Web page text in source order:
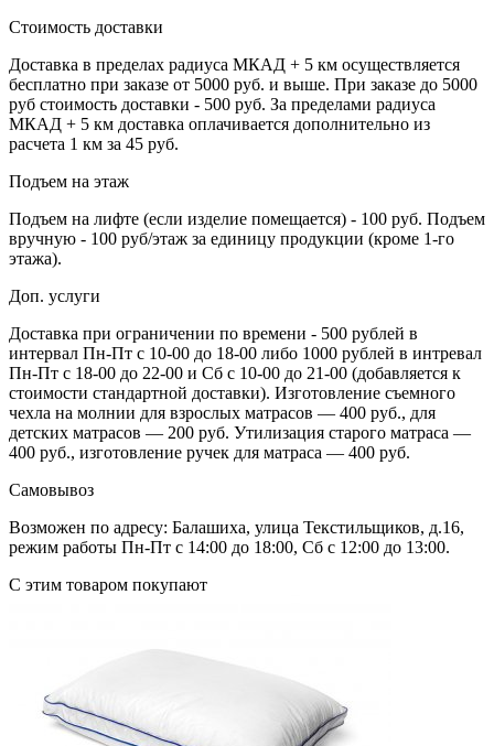
Стоимость доставки
Доставка в пределах радиуса МКАД + 5 км осуществляется
бесплатно при заказе от 5000 руб. и выше. При заказе до 5000
руб стоимость доставки - 500 руб. За пределами радиуса
МКАД + 5 км доставка оплачивается дополнительно из
расчета 1 км за 45 руб.
Подъем на этаж
Подъем на лифте (если изделие помещается) - 100 руб. Подъем
вручную - 100 руб/этаж за единицу продукции (кроме 1-го
этажа).
Доп. услуги
Доставка при ограничении по времени - 500 рублей в
интервал Пн-Пт с 10-00 до 18-00 либо 1000 рублей в интревал
Пн-Пт с 18-00 до 22-00 и Сб с 10-00 до 21-00 (добавляется к
стоимости стандартной доставки). Изготовление съемного
чехла на молнии для взрослых матрасов — 400 руб., для
детских матрасов — 200 руб. Утилизация старого матраса —
400 руб., изготовление ручек для матраса — 400 руб.
Самовывоз
Возможен по адресу: Балашиха, улица Текстильщиков, д.16,
режим работы Пн-Пт с 14:00 до 18:00, Сб с 12:00 до 13:00.
С этим товаром покупают